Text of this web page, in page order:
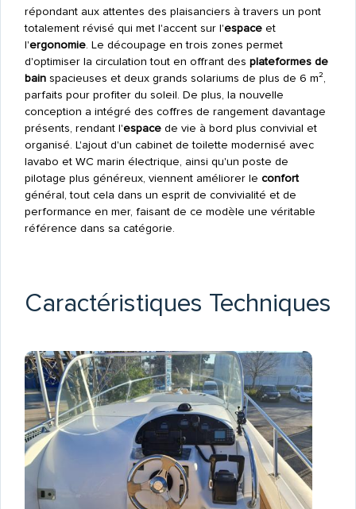
répondant aux attentes des plaisanciers à travers un pont
totalement révisé qui met l'accent sur l'espaceet
l'ergonomie. Le découpage en trois zones permet
d'optimiser la circulation tout en offrant des plateformes de
bainspacieuses et deux grands solariums de plus de 6 m²,
parfaits pour profiter du soleil. De plus, la nouvelle
conception a intégré des coffres de rangement davantage
présents, rendant l'espacede vie à bord plus convivial et
organisé. L'ajout d'un cabinet de toilette modernisé avec
lavabo et WC marin électrique, ainsi qu'un poste de
pilotage plus généreux, viennent améliorer le confort
général, tout cela dans un esprit de convivialité et de
performance en mer, faisant de ce modèle une véritable
référence dans sa catégorie.
Caractéristiques Techniques